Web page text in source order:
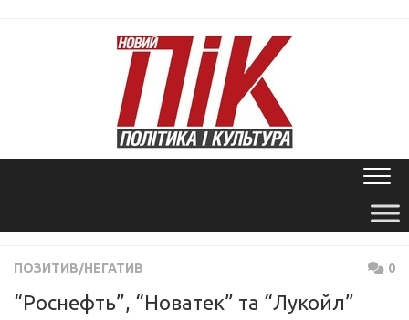
ПОЗИТИВ/НЕГАТИВ 0
“Роснефть”, “Новатек” та “Лукойл”